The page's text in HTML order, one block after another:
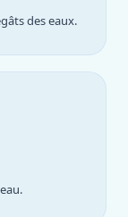
des eaux.